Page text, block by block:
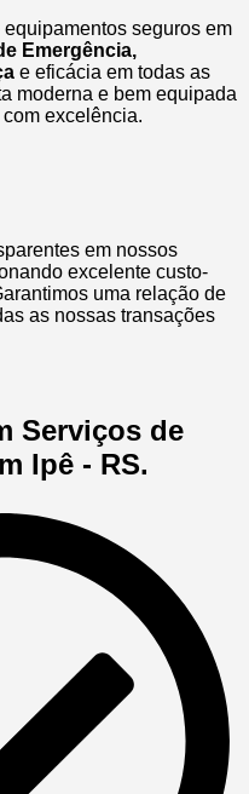
seguros em
Emergência,
e eficácia em todas as
moderna e bem equipada
excelência.
em nossos
excelente custo-
uma relação de
as nossas transações
Serviços de
Ipê - RS.